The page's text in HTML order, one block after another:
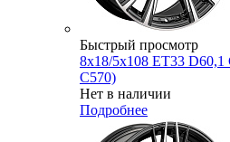
Быстрый просмотр
8x18/5x108 ET33 D60,1
C570)
Нет в наличии
Подробнее